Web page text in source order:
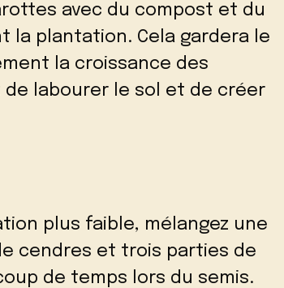
avec du compost et du
la plantation. Cela gardera le
la croissance des
de labourer le sol et de créer
plus faible, mélangez une
cendres et trois parties de
de temps lors du semis.